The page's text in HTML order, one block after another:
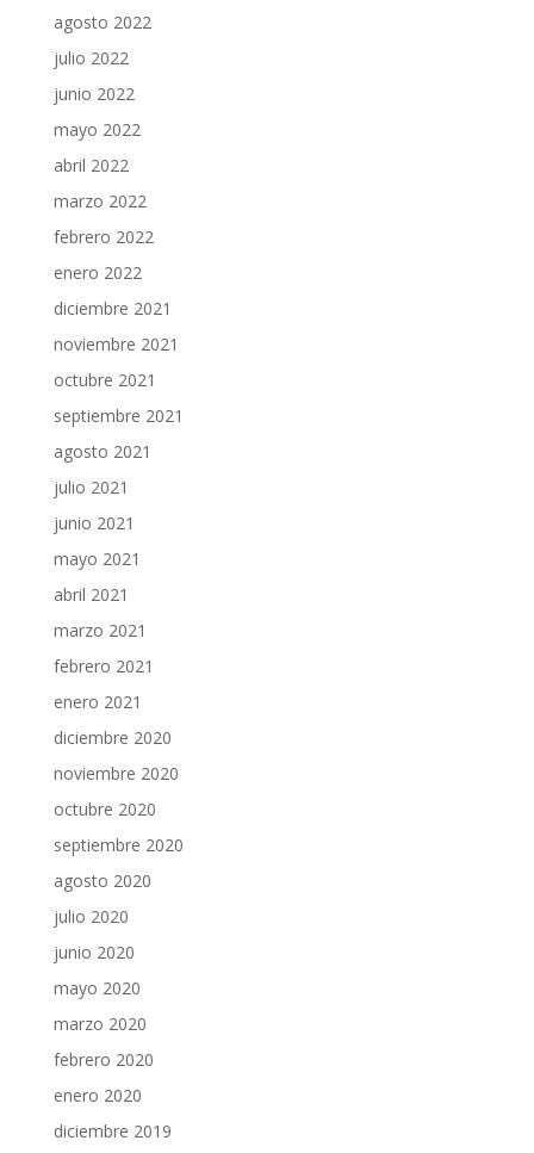
agosto 2022
julio 2022
junio 2022
mayo 2022
abril 2022
marzo 2022
febrero 2022
enero 2022
diciembre 2021
noviembre 2021
octubre 2021
septiembre 2021
agosto 2021
julio 2021
junio 2021
mayo 2021
abril 2021
marzo 2021
febrero 2021
enero 2021
diciembre 2020
noviembre 2020
octubre 2020
septiembre 2020
agosto 2020
julio 2020
junio 2020
mayo 2020
marzo 2020
febrero 2020
enero 2020
diciembre 2019